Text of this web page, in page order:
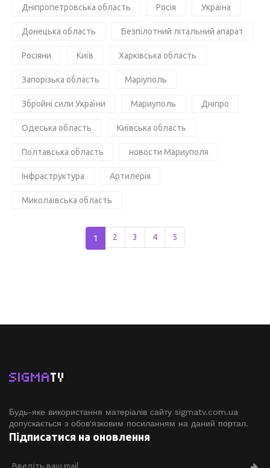
Дніпропетровська область Росія Україна
Донецька область Безпілотний літальний апарат
Росіяни Київ Харківська область
Запорізька область Маріуполь
Збройні сили України Мариуполь Дніпро
Одеська область Київська область
Полтавська область новости Мариуполя
Інфраструктура Артилерія
Миколаївська область
1 2 3 4 5
SIGMATV
Будь-яке використання матеріалів сайту sigmatv.com.ua
допускається з обов'язковим посиланням на даний портал.
Підписатися на оновлення